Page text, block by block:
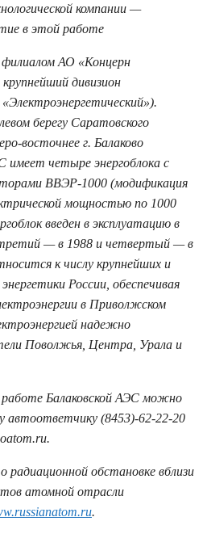
компании —
в этой работе
филиалом АО «Концерн
дивизион
берегу Саратовского
восточнее г. Балаково
имеет четыре энергоблока с
ВВЭР-1000 (модификация
мощностью по 1000
введен в эксплуатацию в
— в 1988 и четвертый — в
к числу крупнейших и
России, обеспечивая
в Приволжском
надежно
Поволжья, Центра, Урала и
Балаковской АЭС можно
автоответчику (8453)-62-22-20
обстановке вблизи
атомной отрасли
.